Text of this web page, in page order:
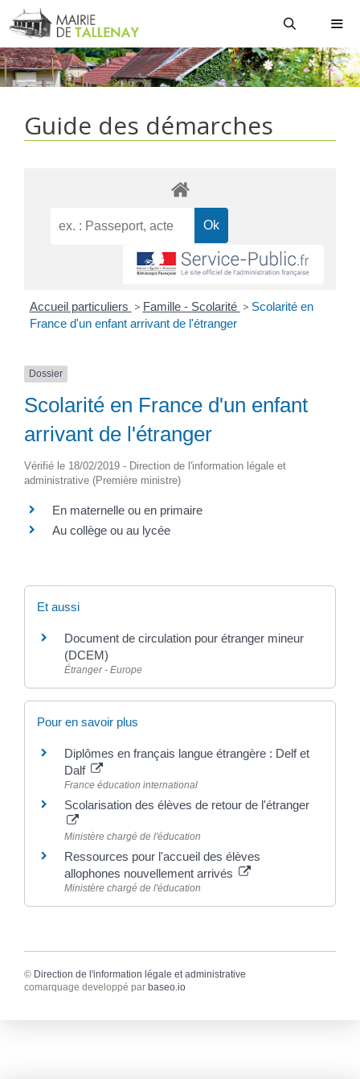
Aller
au
contenu
Guide des démarches
Accueil particuliers > Famille - Scolarité > Scolarité en
France d'un enfant arrivant de l'étranger
Dossier
Scolarité en France d'un enfant
arrivant de l'étranger
Vérifié le 18/02/2019 - Direction de l'information légale et
administrative (Première ministre)
En maternelle ou en primaire
Au collège ou au lycée
Et aussi
Document de circulation pour étranger mineur
(DCEM)
Étranger - Europe
Pour en savoir plus
Diplômes en français langue étrangère : Delf et
Dalf
France éducation international
Scolarisation des élèves de retour de l'étranger
Ministère chargé de l'éducation
Ressources pour l'accueil des élèves
allophones nouvellement arrivés
Ministère chargé de l'éducation
© Direction de l'information légale et administrative
comarquage developpé par baseo.io